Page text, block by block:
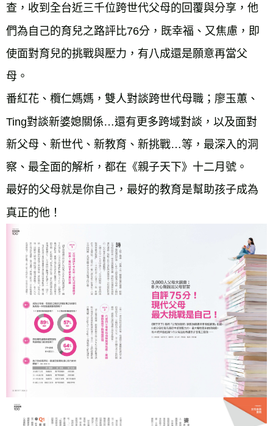
雜誌海外運費 查看運費
數位商品海外免運 查看運費
查，收到全台近三千位跨世代父母的回覆與分享，他
們為自己的育兒之路評比76分，既幸福、又焦慮，即
使面對育兒的挑戰與壓力，有八成還是願意再當父
母。
番紅花、欖仁媽媽，雙人對談跨世代母職；廖玉蕙、
Ting對談新婆媳關係…還有更多跨域對談，以及面對
新父母、新世代、新教育、新挑戰…等，最深入的洞
察、最全面的解析，都在《親子天下》十二月號。
最好的父母就是你自己，最好的教育是幫助孩子成為
真正的他！